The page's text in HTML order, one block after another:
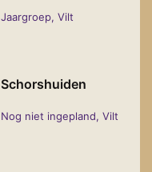
Jaargroep, Vilt
Schorshuiden
Nog niet ingepland, Vilt